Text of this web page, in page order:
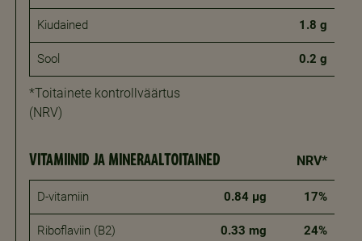
Kiudained 1.8 g
Sool 0.2 g
*Toitainete kontrollväärtus
(NRV)
VITAMIINID JA MINERAALTOITAINED NRV*
D-vitamiin 0.84 μg 17%
Riboflaviin (B2) 0.33 mg 24%